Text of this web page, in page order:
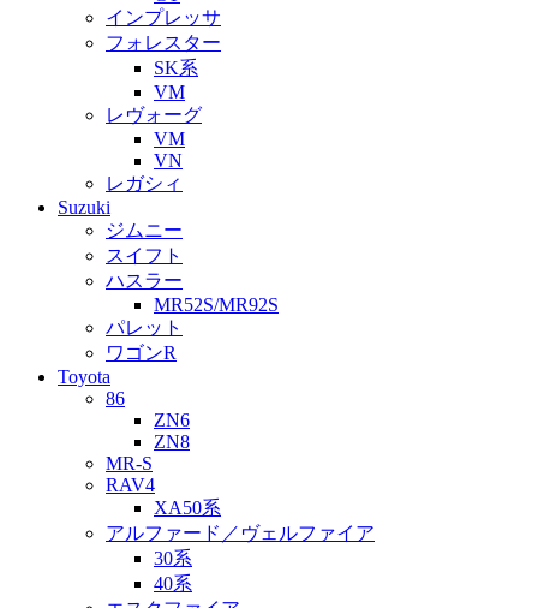
インプレッサ
フォレスター
SK系
VM
レヴォーグ
VM
VN
レガシィ
Suzuki
ジムニー
スイフト
ハスラー
MR52S/MR92S
パレット
ワゴンR
Toyota
86
ZN6
ZN8
MR-S
RAV4
XA50系
アルファード／ヴェルファイア
30系
40系